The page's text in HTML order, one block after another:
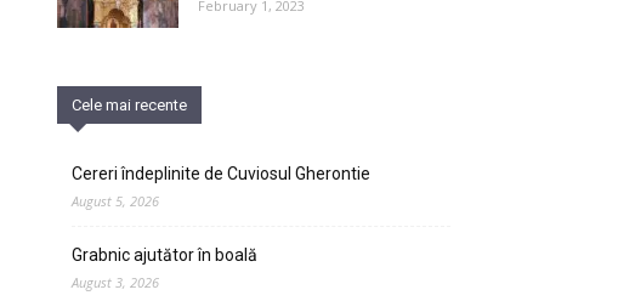
February 1, 2023
Cele mai recente
Cereri îndeplinite de Cuviosul Gherontie
August 5, 2026
Grabnic ajutător în boală
August 3, 2026